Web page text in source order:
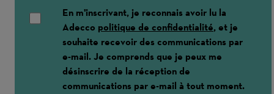
En m'inscrivant, je reconnais avoir lu la
Adecco politique de confidentialité, et je
souhaite recevoir des communications par
e-mail. Je comprends que je peux me
désinscrire de la réception de
communications par e-mail à tout moment.